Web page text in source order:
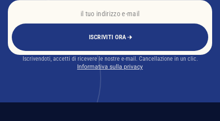
ISCRIVITI ORA
Iscrivendoti, accetti di ricevere le nostre e-mail. Cancellazione in un clic.
Informativa sulla privacy